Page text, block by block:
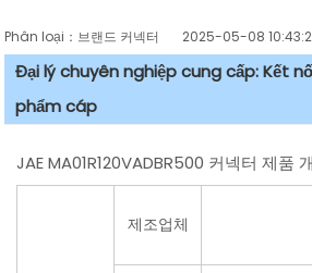
Phân loại：브랜드 커넥터 2025-05-08
Đại lý chuyên nghiệp cung cấp: Kết
phẩm cáp
JAE MA01R120VADBR500 커넥터 제품
제조업체